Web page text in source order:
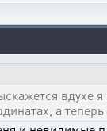
вдухе
а